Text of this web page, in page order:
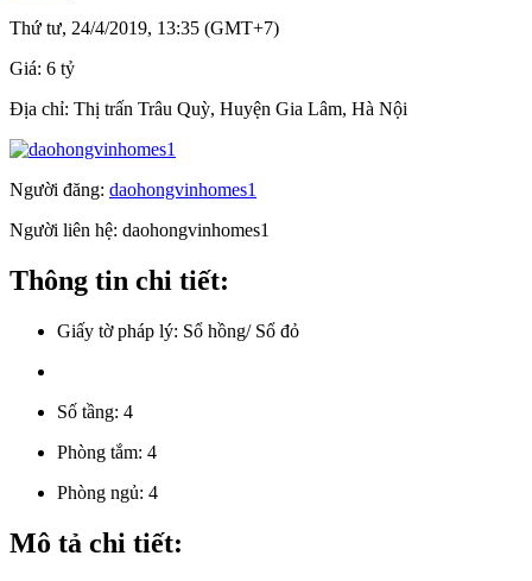
Thứ tư, 24/4/2019, 13:35 (GMT+7)
Giá: 6 tỷ
Địa chỉ: Thị trấn Trâu Quỳ, Huyện Gia Lâm, Hà Nội
Người đăng: daohongvinhomes1
Người liên hệ: daohongvinhomes1
Thông tin chi tiết:
Giấy tờ pháp lý: Sổ hồng/ Sổ đỏ
Số tầng: 4
Phòng tắm: 4
Phòng ngủ: 4
Mô tả chi tiết: